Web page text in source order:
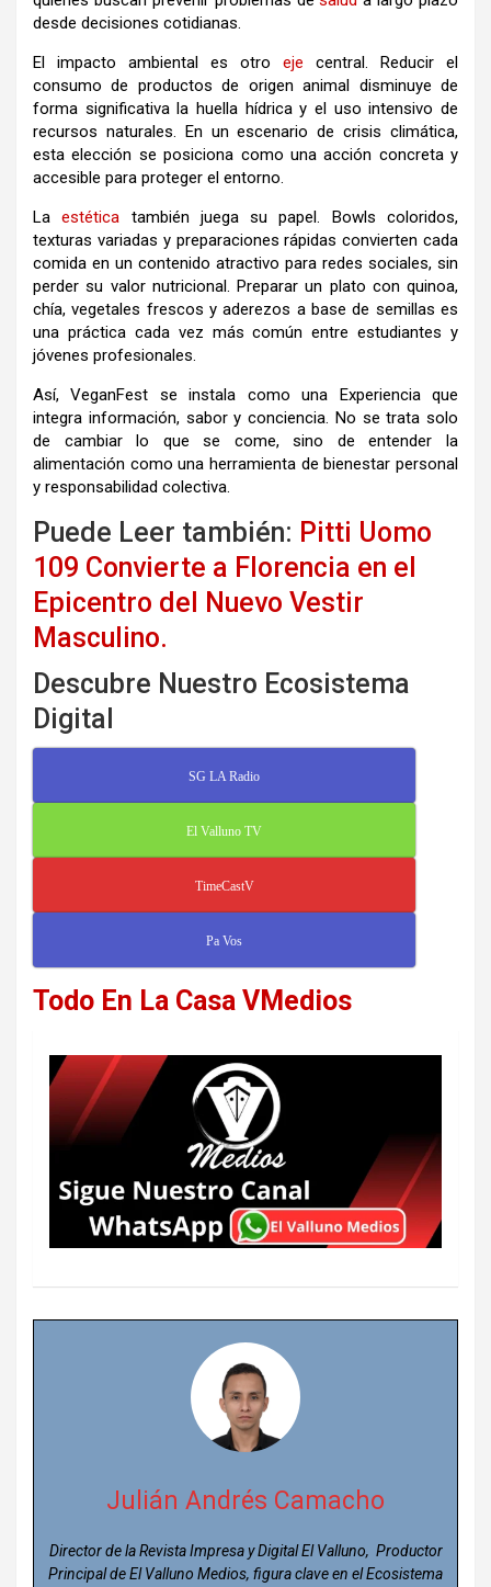
desde decisiones cotidianas.
El impacto ambiental es otro eje central. Reducir el
consumo de productos de origen animal disminuye de
forma significativa la huella hídrica y el uso intensivo de
recursos naturales. En un escenario de crisis climática,
esta elección se posiciona como una acción concreta y
accesible para proteger el entorno.
Laestética también juega su papel. Bowls coloridos,
texturas variadas y preparaciones rápidas convierten cada
comida en un contenido atractivo para redes sociales, sin
perder su valor nutricional. Preparar un plato con quinoa,
chía, vegetales frescos y aderezos a base de semillas es
una práctica cada vez más común entre estudiantes y
jóvenes profesionales.
Así, VeganFest se instala como una Experiencia que
integra información, sabor y conciencia. No se trata solo
de cambiar lo que se come, sino de entender la
alimentación como una herramienta de bienestar personal
y responsabilidad colectiva.
Puede Leer también: Pitti Uomo
109 Convierte a Florencia en el
Epicentro del Nuevo Vestir
Masculino.
Descubre Nuestro Ecosistema
Digital
SG LA Radio
El Valluno TV
TimeCastV
Pa Vos
Todo En La Casa VMedios
Julián Andrés Camacho
Director de la Revista Impresa y Digital El Valluno, Productor
Principal de El Valluno Medios, figura clave en el Ecosistema